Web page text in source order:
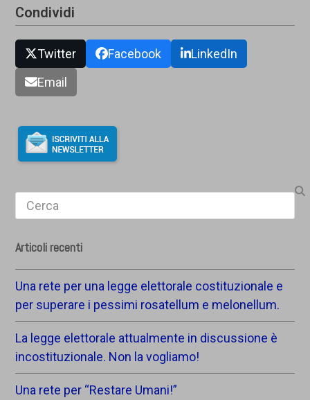
Condividi
Twitter Facebook
LinkedIn
Email
Search
Articoli recenti
Una rete per una legge elettorale costituzionale e
per superare i pessimi rosatellum e melonellum.
La legge elettorale attualmente in discussione è
incostituzionale. Non la vogliamo!
Una rete per “Restare Umani!”